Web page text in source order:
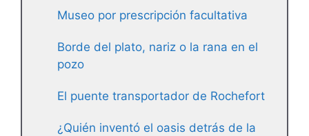
Museo por prescripción facultativa
Borde del plato, nariz o la rana en el
pozo
El puente transportador de Rochefort
¿Quién inventó el oasis detrás de la